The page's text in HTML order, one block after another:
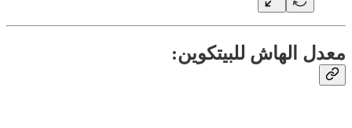
معدل الهاش للبيتكوين: